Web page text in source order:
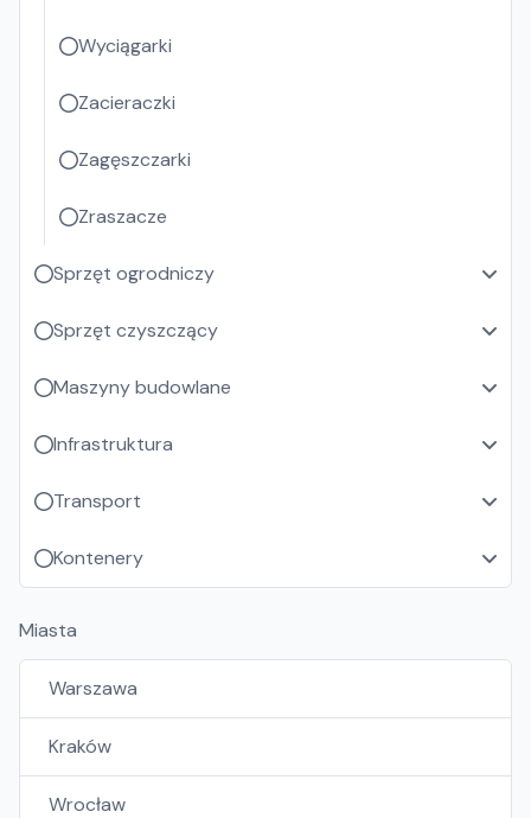
Wyciągarki
Zacieraczki
Zagęszczarki
Zraszacze
Sprzęt ogrodniczy
Sprzęt czyszczący
Maszyny budowlane
Infrastruktura
Transport
Kontenery
Miasta
Warszawa
Kraków
Wrocław